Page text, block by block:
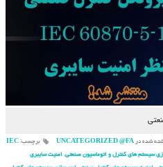
شده در UNCATEGORIZED @FA برچسب: IEC
سیستم های کنترل و اتوماسیون صنعتی, امنیت سایبری